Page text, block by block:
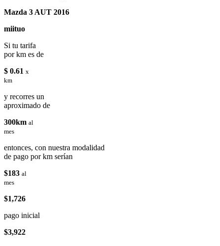
Mazda 3 AUT 2016
miituo
Si tu tarifa
por km es de
$ 0.61 x
km
y recorres un
aproximado de
300km al
mes
entonces, con nuestra modalidad
de pago por km serían
$183 al
mes
$1,726
pago inicial
$3,922